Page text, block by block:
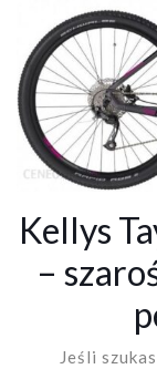
Kellys
–
Jeśli